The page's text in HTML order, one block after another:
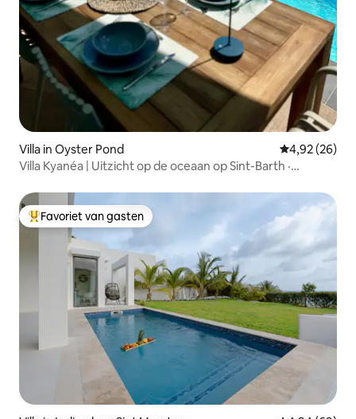
Villa in Oyster Pond Gemiddelde
4,92 (26)
Villa Kyanéa | Uitzicht op de oceaan op Sint-Barth ·
Topfavoriet van gasten
Favoriet van gasten